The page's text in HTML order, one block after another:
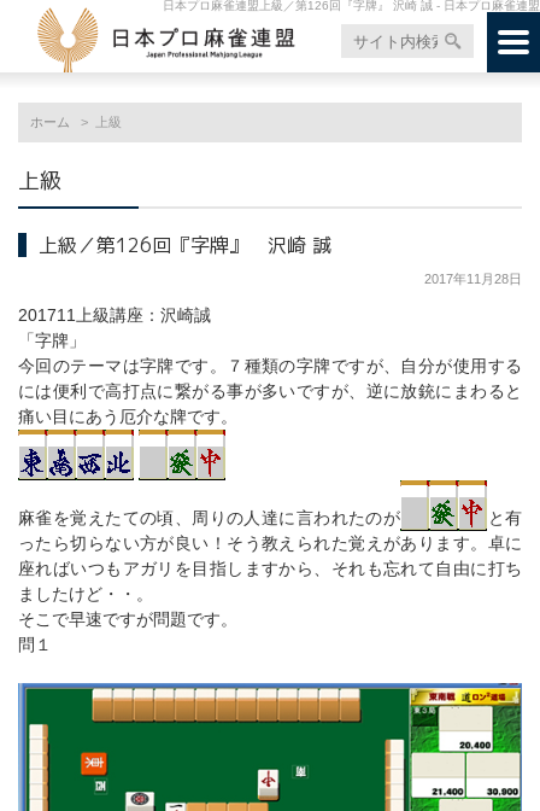
日本プロ麻雀連盟上級／第126回『字牌』 沢崎 誠 - 日本プロ麻雀連盟
ホーム 上級
上級
上級／第126回『字牌』 沢崎 誠
2017年11月28日
201711上級講座：沢崎誠
「字牌」
今回のテーマは字牌です。７種類の字牌ですが、自分が使用する
には便利で高打点に繋がる事が多いですが、逆に放銃にまわると
痛い目にあう厄介な牌です。
麻雀を覚えたての頃、周りの人達に言われたのが
と有
ったら切らない方が良い！そう教えられた覚えがあります。卓に
座ればいつもアガリを目指しますから、それも忘れて自由に打ち
ましたけど・・。
そこで早速ですが問題です。
問１